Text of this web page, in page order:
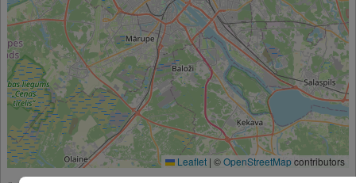
Leaflet | ©OpenStreetMapcontributors